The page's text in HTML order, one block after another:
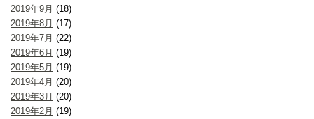
2019年9月 (18)
2019年8月 (17)
2019年7月 (22)
2019年6月 (19)
2019年5月 (19)
2019年4月 (20)
2019年3月 (20)
2019年2月 (19)